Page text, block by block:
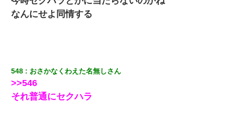
新築の家で。クラクラするくらいの「白粉の匂い」が鼻につくも
れて無事婚約破棄・・・
私「まとめ買いして冷凍ストックしてる」Ａ「ずるい！クレク
レ！」私「なんでよ」Ａ「ケーチ！バーカ！」→ 後日、Ａ旦那が
なんにせよ同情する
548 おさかなくわえた名無しさん
>>546
それ普通にセクハラ